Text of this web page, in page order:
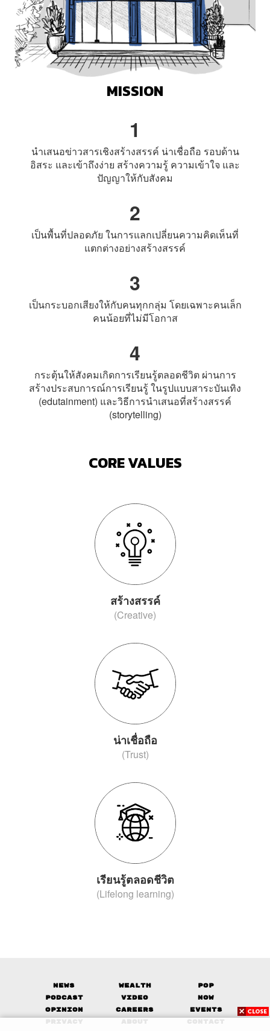
MISSION
1
นำเสนอข่าวสารเชิงสร้างสรรค์ น่าเชื่อถือ รอบด้าน
อิสระ และเข้าถึงง่าย สร้างความรู้ ความเข้าใจ และ
ปัญญาให้กับสังคม
2
เป็นพื้นที่ปลอดภัย ในการแลกเปลี่ยนความคิดเห็นที่
แตกต่างอย่างสร้างสรรค์
3
เป็นกระบอกเสียงให้กับคนทุกกลุ่ม โดยเฉพาะคนเล็ก
คนน้อยที่ไม่มีโอกาส
4
กระตุ้นให้สังคมเกิดการเรียนรู้ตลอดชีวิต ผ่านการ
สร้างประสบการณ์การเรียนรู้ในรูปแบบสาระบันเทิง
(edutainment) และวิธีการนำเสนอที่สร้างสรรค์
(storytelling)
CORE VALUES
สร้างสรรค์
(Creative)
น่าเชื่อถือ
(Trust)
เรียนรู้ตลอดชีวิต
(Lifelong learning)
News Wealth
Pop
Podcast
Video
Now
Opinion
Careers
Events